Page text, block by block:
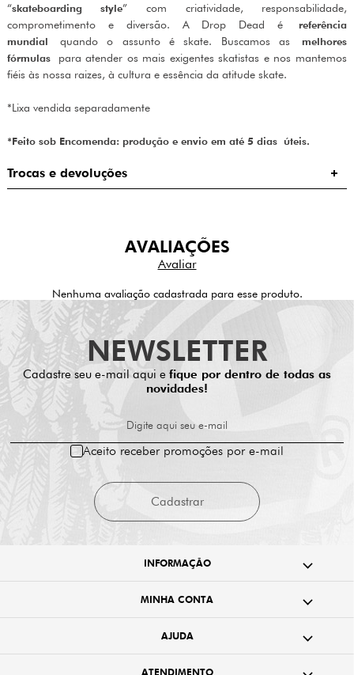
“skateboarding style” com criatividade, responsabilidade,
comprometimento e diversão. A Drop Dead éreferência
mundialquando o assunto é skate. Buscamos asmelhores
fórmulas para atender os mais exigentes skatistas e nos mantemos
fiéis às nossa raizes, à cultura e essência da atitude skate.
*Lixa vendida separadamente
*Feito sob Encomenda: produção e envio em até 5 dias úteis.
Trocas e devoluções
AVALIAÇÕES
Nenhuma avaliação cadastrada para esse produto.
NEWSLETTER
Cadastre seu e-mail aqui e fique por dentro de todas as
novidades!
Digite aqui seu e-mail
Cadastrar
Aceito receber promoções por e-mail
INFORMAÇÃO
MINHA CONTA
AJUDA
ATENDIMENTO